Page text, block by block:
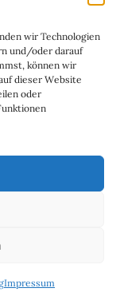
wir Technologien
und/oder darauf
können wir
dieser Website
oder
Impressum